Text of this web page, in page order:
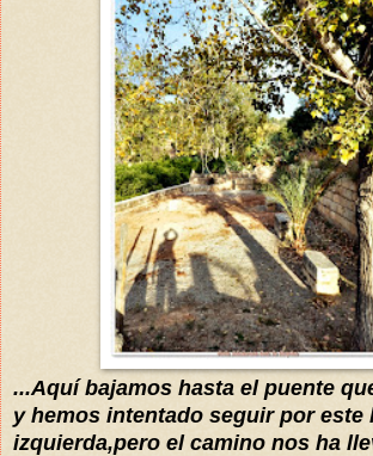
...Aquíbajamos hasta el puente
y hemos intentado seguir por este
izquierda,pero el camino nos ha